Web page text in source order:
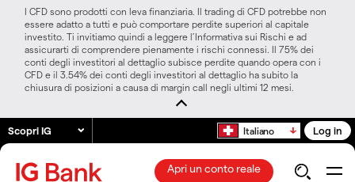
I CFD sono prodotti con leva finanziaria. Il trading di CFD potrebbe non
essere adatto a tutti e può comportare perdite superiori al capitale
investito. Ti invitiamo quindi a leggere l’Informativa sui Rischi e ad
assicurarti di comprendere pienamente i rischi connessi. Il 75% dei
conti degli investitori al dettaglio subisce perdite quando opera con i
CFD e il 3.54% dei conti degli investitori al dettaglio ha subito la
chiusura di posizioni a causa di margin call negli ultimi 12 mesi.
Scopri IG Italiano Log in
Apri un conto reale